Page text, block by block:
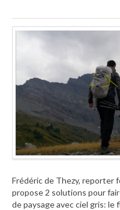
Frédéric de Thezy, reporter
propose 2 solutions pour
de paysage avec ciel gris: le